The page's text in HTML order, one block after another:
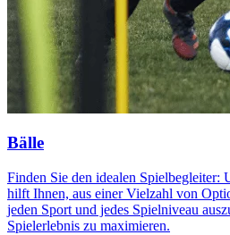
Bälle
Finden Sie den idealen Spielbegleiter:
hilft Ihnen, aus einer Vielzahl von
jeden Sport und jedes Spielniveau
Spielerlebnis zu maximieren.